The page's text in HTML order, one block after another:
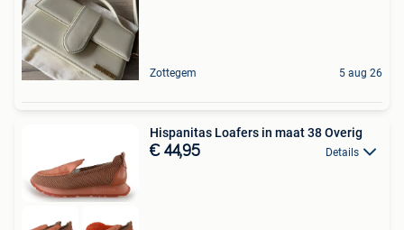
Zottegem 5 aug 26
Hispanitas Loafers in maat 38 Overig
€ 44,95 Details